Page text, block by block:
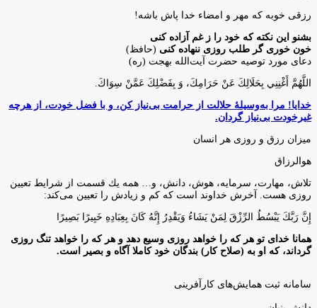
رزقی خوبه كه مهر و امضاء خدا پاش باشه!
بشنو این نکته که خود را ز غم آزاده کنی
خون خوری گر طلب روزی ننهاده کنی (حافظ)
دعای مورد توصیه حضرت آیت‌الله بهجت (ره)
اللَّهُمَّ أَغْنِنِي بِحَلَالِكَ عَنْ حَرَامِكَ، وَ بِفَضْلِكَ عَمَّنْ سِوَاكَ‏.
خدایا! مرا به‌وسیلۀ حلالت از حرامت بی‌نیاز کن، و با فضل خودت، از هرچه
غیرخودت بی‌نیاز گردان.
میزان رزق و روزی هر انسان
هوالرزاق
تلاش، مهارت، سرمايه، هوش، دانش، و… همه يك قسمت از شرايط تعيين
روزى هست. آخرش خداوند است كه كم و زيادش را تعيين مى‌كند:
إِنَّ رَبَّكَ يَبْسُطُ الرِّزْقَ لِمَنْ يَشَاءُ وَيَقْدِرُ إِنَّهُ كَانَ بِعِبَادِهِ خَبِيرًا بَصِيرًا
همانا خدای تو هر که را خواهد روزی وسیع دهد و هر که را خواهد تنگ روزی
گرداند، که او به (صلاح کار) بندگان خود کاملا آگاه و بصیر است.
سامانه ثبت همایش‌های کارآفرینی